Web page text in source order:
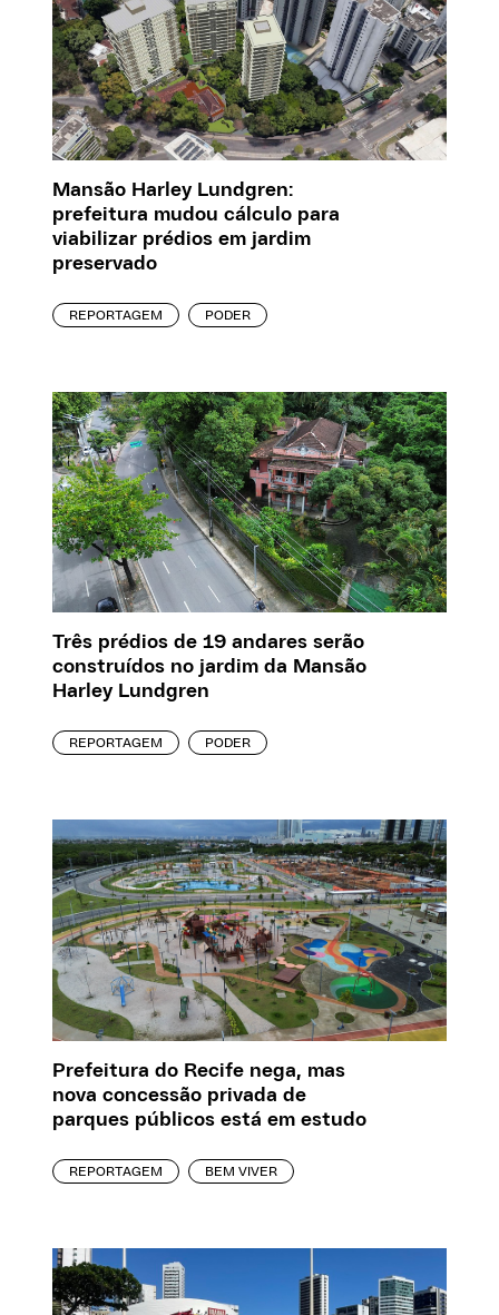
Mansão Harley Lundgren:
prefeitura mudou cálculo para
viabilizar prédios em jardim
preservado
REPORTAGEM PODER
Três prédios de 19 andares serão
construídos no jardim da Mansão
Harley Lundgren
REPORTAGEM PODER
Prefeitura do Recife nega, mas
nova concessão privada de
parques públicos está em estudo
REPORTAGEM BEM VIVER